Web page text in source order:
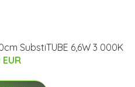
SubstiTUBE 6,6W 3 000K
EUR